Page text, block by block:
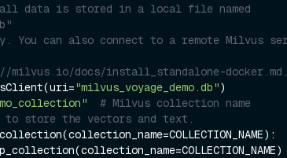
all data is stored in a local file named
You can also connect to a remote Milvus
docs/install_standalone-docker.md.
"milvus_voyage_demo.db")
# Milvus collection name
to store the vectors and text.